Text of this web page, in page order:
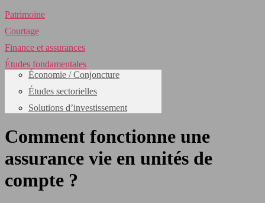
Patrimoine
Courtage
Finance et assurances
Études fondamentales
Économie / Conjoncture
Études sectorielles
Solutions d’investissement
Comment fonctionne une
assurance vie en unités de
compte ?